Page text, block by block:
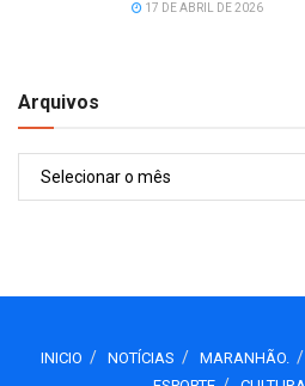
17 DE ABRIL DE 2026
Arquivos
INICIO NOTÍCIAS MARANHÃO.